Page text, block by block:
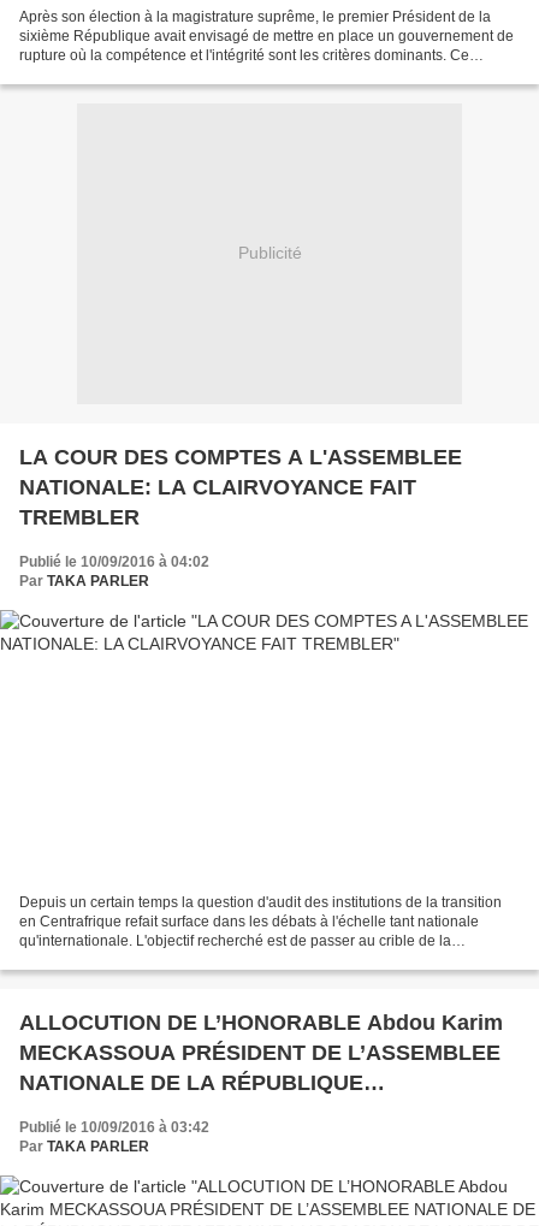
Après son élection à la magistrature suprême, le premier Président de la
sixième République avait envisagé de mettre en place un gouvernement de
rupture où la compétence et l'intégrité sont les critères dominants. Ce
Publicité
LA COUR DES COMPTES A L'ASSEMBLEE
NATIONALE: LA CLAIRVOYANCE FAIT
TREMBLER
Publié le 10/09/2016 à 04:02
Par TAKA PARLER
Depuis un certain temps la question d'audit des institutions de la transition
en Centrafrique refait surface dans les débats à l'échelle tant nationale
qu'internationale. L'objectif recherché est de passer au crible de la
ALLOCUTION DE L’HONORABLE Abdou Karim
MECKASSOUA PRÉSIDENT DE L’ASSEMBLEE
NATIONALE DE LA RÉPUBLIQUE
CENTRAFRICAINE A L’OCCASION DE LA VISITE
DE TRAVAIL EN ANGOLA DU 6 AU 10
Publié le 10/09/2016 à 03:42
Par TAKA PARLER